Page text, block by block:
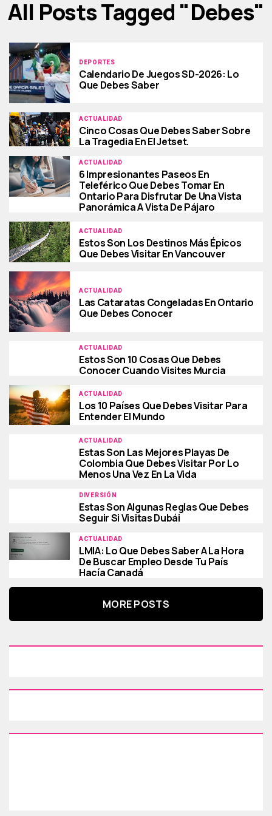
All Posts Tagged "debes"
DEPORTES
Calendario De Juegos SD-2026: Lo
Que Debes Saber
ACTUALIDAD
Cinco Cosas Que Debes Saber Sobre
La Tragedia En El Jetset.
ACTUALIDAD
6 Impresionantes Paseos En
Teleférico Que Debes Tomar En
Ontario Para Disfrutar De Una Vista
Panorámica A Vista De Pájaro
ACTUALIDAD
Estos Son Los Destinos Más Épicos
Que Debes Visitar En Vancouver
ACTUALIDAD
Las Cataratas Congeladas En Ontario
Que Debes Conocer
ACTUALIDAD
Estos Son 10 Cosas Que Debes
Conocer Cuando Visites Murcia
ACTUALIDAD
Los 10 Países Que Debes Visitar Para
Entender El Mundo
ACTUALIDAD
Estas Son Las Mejores Playas De
Colombia Que Debes Visitar Por Lo
Menos Una Vez En La Vida
DIVERSIÓN
Estas Son Algunas Reglas Que Debes
Seguir Si Visitas Dubái
ACTUALIDAD
LMIA: Lo Que Debes Saber A La Hora
De Buscar Empleo Desde Tu País
Hacía Canadá
MORE POSTS